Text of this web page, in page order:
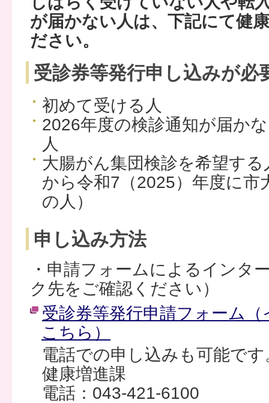
が届かない人は、下記にて健
ださい。
受診券等発行申し込みが必
初めて受ける人
2026年度の検診通知が届か
人
大腸がん集団検診を希望す
から令和7（2025）年度に市
の人）
申し込み方法
・申請フォームによるインタ
ク先をご確認ください）
受診券等発行申請フォーム
こちら）
電話での申し込みも可能です
健康増進課
電話：043-421-6100